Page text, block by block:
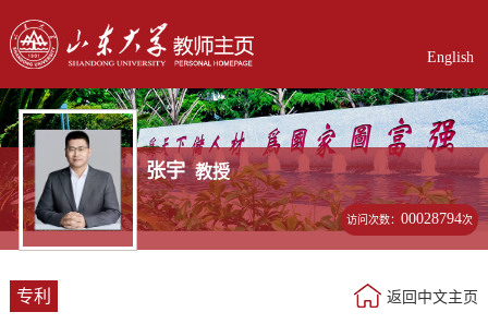
English
张宇 教授
访问次数：00028794次
专利 返回中文主页